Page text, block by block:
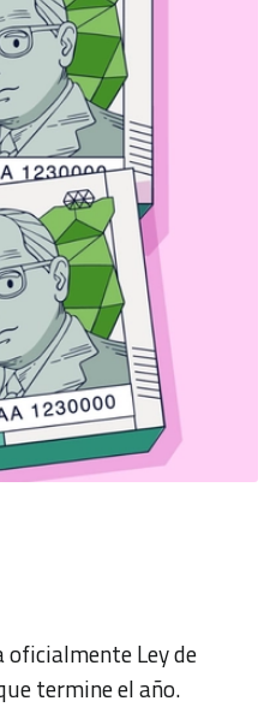
Ley de
termine el año.